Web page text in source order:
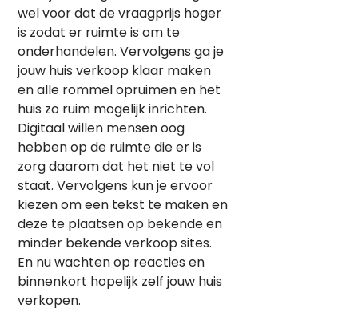
wel voor dat de vraagprijs hoger
is zodat er ruimte is om te
onderhandelen. Vervolgens ga je
jouw huis verkoop klaar maken
en alle rommel opruimen en het
huis zo ruim mogelijk inrichten.
Digitaal willen mensen oog
hebben op de ruimte die er is
zorg daarom dat het niet te vol
staat. Vervolgens kun je ervoor
kiezen om een tekst te maken en
deze te plaatsen op bekende en
minder bekende verkoop sites.
En nu wachten op reacties en
binnenkort hopelijk zelf jouw huis
verkopen.